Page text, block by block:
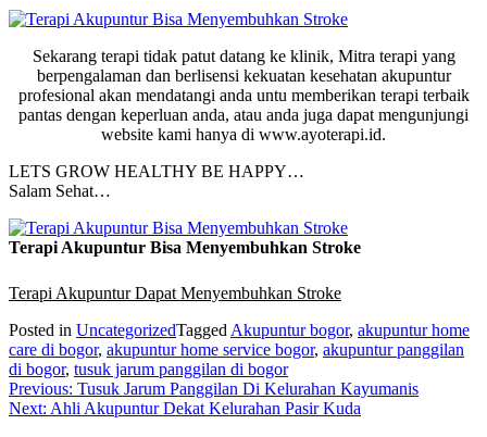
Sekarang terapi tidak patut datang ke klinik, Mitra terapi yang
berpengalaman dan berlisensi kekuatan kesehatan akupuntur
profesional akan mendatangi anda untu memberikan terapi terbaik
pantas dengan keperluan anda, atau anda juga dapat mengunjungi
website kami hanya di www.ayoterapi.id.
LETS GROW HEALTHY BE HAPPY…
Salam Sehat…
Terapi Akupuntur Bisa Menyembuhkan Stroke
Terapi Akupuntur Dapat Menyembuhkan Stroke
Posted in UncategorizedTagged Akupuntur bogor, akupuntur home
care di bogor, akupuntur home service bogor, akupuntur panggilan
di bogor, tusuk jarum panggilan di bogor
Post
navigation
Previous: Tusuk Jarum Panggilan Di Kelurahan Kayumanis
Next: Ahli Akupuntur Dekat Kelurahan Pasir Kuda